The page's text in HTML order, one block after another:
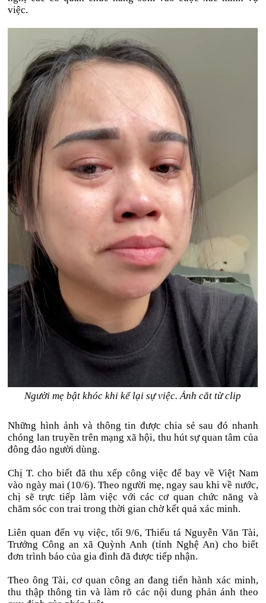
việc.
Người mẹ bật khóc khi kể lại sự việc. Ảnh cắt từ clip
Những hình ảnh và thông tin được chia sẻ sau đó nhanh
chóng lan truyền trên mạng xã hội, thu hút sự quan tâm của
đông đảo người dùng.
Chị T. cho biết đã thu xếp công việc để bay về Việt Nam
vào ngày mai (10/6). Theo người mẹ, ngay sau khi về nước,
chị sẽ trực tiếp làm việc với các cơ quan chức năng và
chăm sóc con trai trong thời gian chờ kết quả xác minh.
Liên quan đến vụ việc, tối 9/6, Thiếu tá Nguyễn Văn Tài,
Trưởng Công an xã Quỳnh Anh (tỉnh Nghệ An) cho biết
đơn trình báo của gia đình đã được tiếp nhận.
Theo ông Tài, cơ quan công an đang tiến hành xác minh,
thu thập thông tin và làm rõ các nội dung phản ánh theo